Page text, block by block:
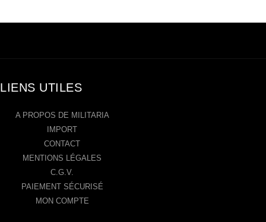
LIENS UTILES
A PROPOS DE MILITARIA
IMPORT
CONTACT
MENTIONS LÉGALES
C.G.V.
PAIEMENT SÉCURISÉ
MON COMPTE